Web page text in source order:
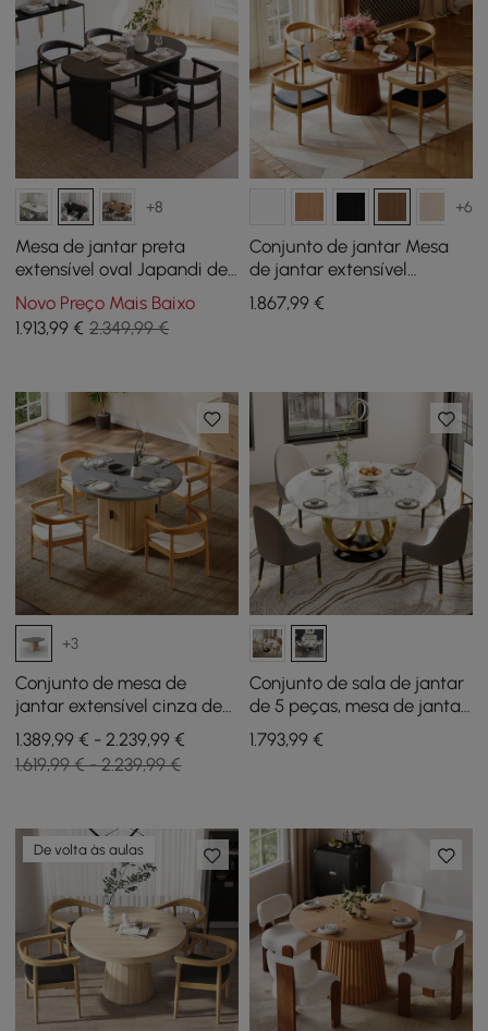
+8
Mesa de jantar preta
extensível oval Japandi de
1600 mm a 2000 mm e
conjunto de 4 cadeiras de
jantar
Novo Preço Mais Baixo
1.913,99 € 2.349,99 €
+6
Conjunto de jantar Mesa
de jantar extensível
Japandi de 39 “a 55" com 4
cadeiras
1.867,99€
+3
Conjunto de mesa de
jantar extensível cinza de
47 “a 63" com 4 cadeiras
1.389,99 € - 2.239,99 €
1.619,99 € - 2.239,99 €
Conjunto de sala de jantar
de 5 peças, mesa de jantar
redonda com tampo de
pedra sinterizada de 1350
1.793,99€
De volta às aulas